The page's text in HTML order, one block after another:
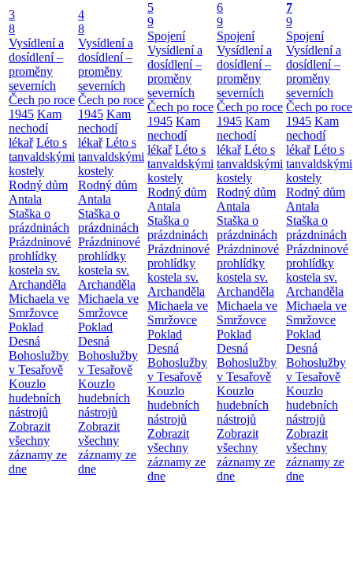
3
8
Vysídlení a
dosídlení –
proměny
severních
Čech po roce
1945 Kam
nechodí
lékař Léto s
tanvaldskými
kostely
Rodný dům
Antala
Staška o
prázdninách
Prázdninové
prohlídky
kostela sv.
Archanděla
Michaela ve
Smržovce
Poklad
Desná
Bohoslužby
v Tesařově
Kouzlo
hudebních
nástrojů
Zobrazit
všechny
záznamy ze
dne
4
8
Vysídlení a
dosídlení –
proměny
severních
Čech po roce
1945 Kam
nechodí
lékař Léto s
tanvaldskými
kostely
Rodný dům
Antala
Staška o
prázdninách
Prázdninové
prohlídky
kostela sv.
Archanděla
Michaela ve
Smržovce
Poklad
Desná
Bohoslužby
v Tesařově
Kouzlo
hudebních
nástrojů
Zobrazit
všechny
záznamy ze
dne
5
9
Spojení
Vysídlení a
dosídlení –
proměny
severních
Čech po roce
1945 Kam
nechodí
lékař Léto s
tanvaldskými
kostely
Rodný dům
Antala
Staška o
prázdninách
Prázdninové
prohlídky
kostela sv.
Archanděla
Michaela ve
Smržovce
Poklad
Desná
Bohoslužby
v Tesařově
Kouzlo
hudebních
nástrojů
Zobrazit
všechny
záznamy ze
dne
6
9
Spojení
Vysídlení a
dosídlení –
proměny
severních
Čech po roce
1945 Kam
nechodí
lékař Léto s
tanvaldskými
kostely
Rodný dům
Antala
Staška o
prázdninách
Prázdninové
prohlídky
kostela sv.
Archanděla
Michaela ve
Smržovce
Poklad
Desná
Bohoslužby
v Tesařově
Kouzlo
hudebních
nástrojů
Zobrazit
všechny
záznamy ze
dne
7
9
Spojení
Vysídlení a
dosídlení –
proměny
severních
Čech po roce
1945 Kam
nechodí
lékař Léto s
tanvaldskými
kostely
Rodný dům
Antala
Staška o
prázdninách
Prázdninové
prohlídky
kostela sv.
Archanděla
Michaela ve
Smržovce
Poklad
Desná
Bohoslužby
v Tesařově
Kouzlo
hudebních
nástrojů
Zobrazit
všechny
záznamy ze
dne